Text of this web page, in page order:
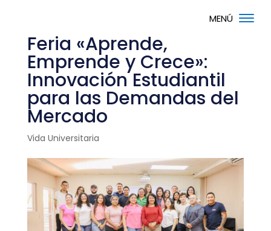
Feria «Aprende,
Emprende y Crece»:
Innovación Estudiantil
para las Demandas del
Mercado
Vida Universitaria